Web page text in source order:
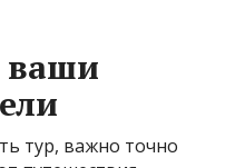
ваши
тур, важно точно